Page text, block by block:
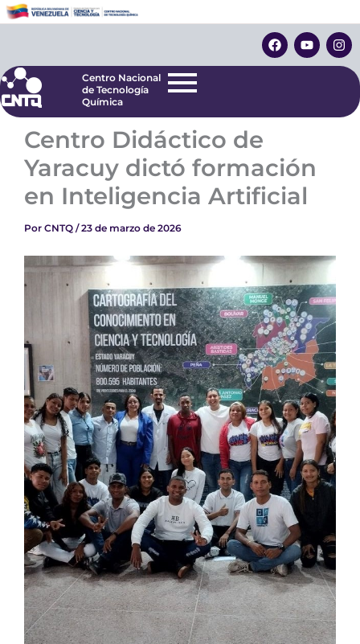
al
F
a
c
o
Y
o
u
e
I
n
s
r
Centro Nacional
de Tecnología
Centro Nacional
de Tecnología
Química
Centro Didáctico de
Yaracuy dictó formación
en Inteligencia Artificial
Por CNTQ /23 de marzo de 2026